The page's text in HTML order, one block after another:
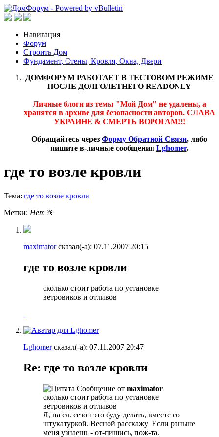
Навигация
Форум
Строить Дом
Фундамент, Стены, Кровля, Окна, Двери
ДОМФОРУМ РАБОТАЕТ В ТЕСТОВОМ РЕЖИМЕ
ПОСЛЕ ДОЛГОЛЕТНЕГО READONLY
Личные блоги из темы "Мой Дом" не удалены, а
хранятся в архиве для безопасности авторов. СЛАВА
УКРАИНЕ & СМЕРТЬ ВОРОГАМ!!!
Обращайтесь через Форму Обратной Связи, либо
пишите в-личные сообщения Lghomer.
где то возле кровли
Тема: где то возле кровли
Метки: Нет
maximatorсказал(-а): 07.11.2007 20:15
где то возле кровли
сколько стоит работа по установке
ветровиков и отливов
Lghomerсказал(-а): 07.11.2007 20:47
Re: где то возле кровли
Сообщение от maximator
сколько стоит работа по установке
ветровиков и отливов
Я, на сл. сезон это буду делать, вместе со
штукатуркой. Весной расскажу Если раньше
меня узнаешь - от-пишись, пож-та.